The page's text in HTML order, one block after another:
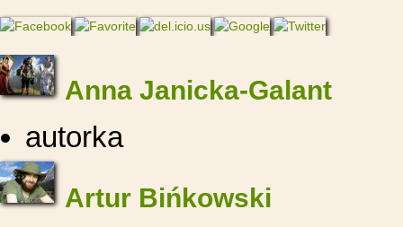
Anna Janicka-Galant
autorka
Artur Bińkowski